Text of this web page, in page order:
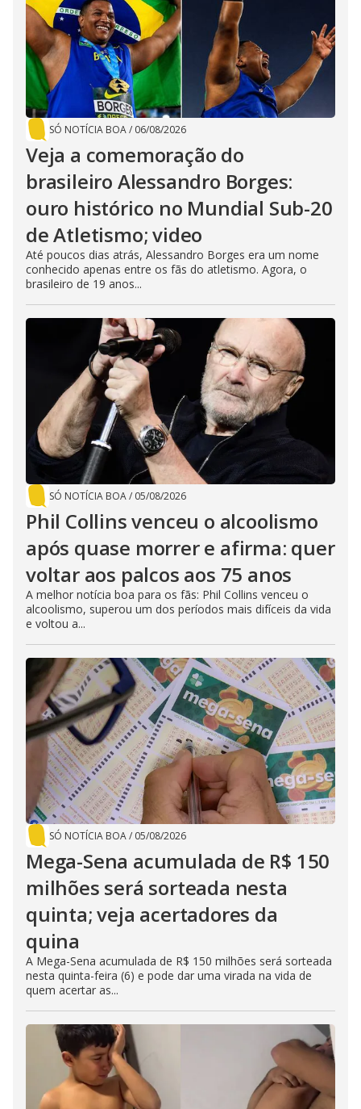
SÓ NOTÍCIA BOA/ 06/08/2026
Veja a comemoração do
brasileiro Alessandro Borges:
ouro histórico no Mundial Sub-20
de Atletismo; video
Até poucos dias atrás, Alessandro Borges era um nome
conhecido apenas entre os fãs do atletismo. Agora, o
brasileiro de 19 anos...
SÓ NOTÍCIA BOA/ 05/08/2026
Phil Collins venceu o alcoolismo
após quase morrer e afirma: quer
voltar aos palcos aos 75 anos
A melhor notícia boa para os fãs: Phil Collins venceu o
alcoolismo, superou um dos períodos mais difíceis da vida
e voltou a...
SÓ NOTÍCIA BOA/ 05/08/2026
Mega-Sena acumulada de R$ 150
milhões será sorteada nesta
quinta; veja acertadores da
quina
A Mega-Sena acumulada de R$ 150 milhões será sorteada
nesta quinta-feira (6) e pode dar uma virada na vida de
quem acertar as...